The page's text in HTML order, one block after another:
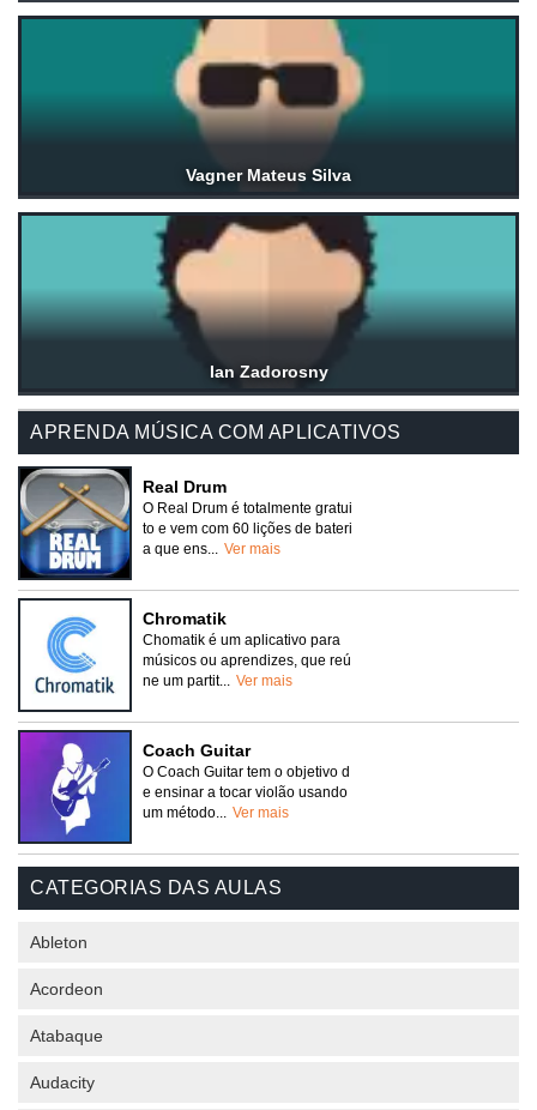
Vagner Mateus Silva
Ian Zadorosny
APRENDA MÚSICA COM APLICATIVOS
Real Drum
O Real Drum é totalmente gratui
to e vem com 60 lições de bateri
a que ens...
Ver mais
Chromatik
Chomatik é um aplicativo para
músicos ou aprendizes, que reú
ne um partit...
Ver mais
Coach Guitar
O Coach Guitar tem o objetivo d
e ensinar a tocar violão usando
um método...
Ver mais
CATEGORIAS DAS AULAS
Ableton
Acordeon
Atabaque
Audacity